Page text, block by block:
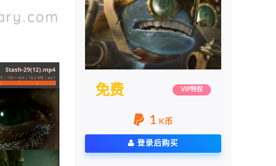
免费 VIP特权
1 K币
登录后购买